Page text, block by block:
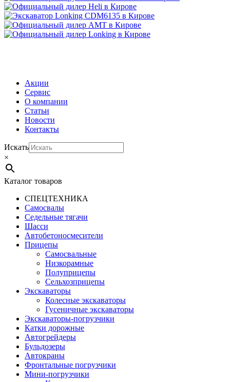
Акции
Сервис
О компании
Статьи
Новости
Контакты
Искать
×
Каталог товаров
СПЕЦТЕХНИКА
Самосвалы
Седельные тягачи
Шасси
Автобетоно­смесители
Прицепы
Самосвальные
Низкорамные
Полуприцепы
Сельхозприцепы
Экскаваторы
Колесные экскаваторы
Гусеничные экскаваторы
Экскаваторы-погрузчики
Катки дорожные
Автогрейдеры
Бульдозеры
Автокраны
Фронтальные погрузчики
Мини-погрузчики